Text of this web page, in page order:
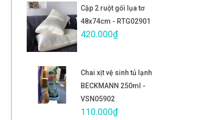
Cặp 2 ruột gối lụa tơ
48x74cm - RTG02901
420.000₫
Chai xịt vệ sinh tủ lạnh
BECKMANN 250ml -
VSN05902
110.000₫